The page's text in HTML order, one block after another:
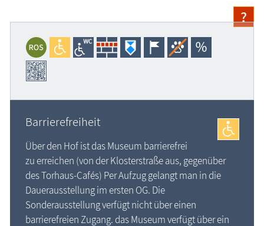
?
Barrierefreiheit
Über den Hof ist das Museum barrierefrei
zu erreichen (von der Klosterstraße aus, gegenüber
des Torhaus-Cafés) Per Aufzug gelangt man in die
Dauerausstellung im ersten OG. Die
Sonderausstellung verfügt nicht über einen
barrierefreien Zugang. das Museum verfügt über ein